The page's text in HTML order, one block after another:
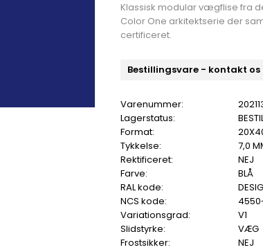
Klassisk modular vægflise fra
Color One arkitektserie der
certificeret.
Bestillingsvare - kontakt
Varenummer:
Lagerstatus:
Format:
Tykkelse:
7,0
Rektificeret:
NEJ
Farve:
BLÅ
RAL kode:
NCS kode:
Variationsgrad:
V1
Slidstyrke:
VÆG
Frostsikker:
NEJ